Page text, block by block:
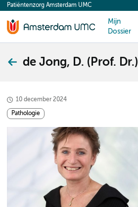
content
Patiëntenzorg Amsterdam UMC
Mijn
Dossier
de Jong, D. (Prof. Dr.)
10 december 2024
Pathologie